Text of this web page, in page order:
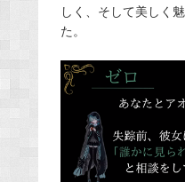
しく、そして美しく
た。